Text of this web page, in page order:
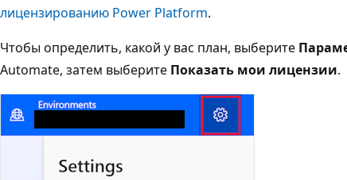
лицензированию Power Platform.
Чтобы определить, какой у вас план, выберите
Automate, затем выберите Показать мои лицензии.